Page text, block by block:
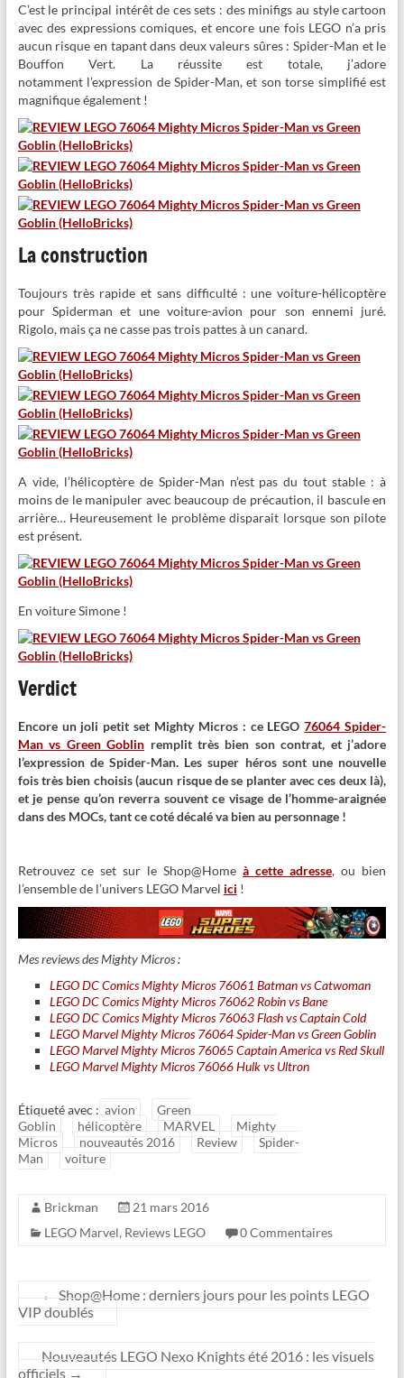
C’est le principal intérêt de ces sets : des minifigs au style cartoon
avec des expressions comiques, et encore une fois LEGO n’a pris
aucun risque en tapant dans deux valeurs sûres : Spider-Man et le
Bouffon Vert. La réussite est totale, j’adore
notamment l’expression de Spider-Man, et son torse simplifié est
magnifique également !
La construction
Toujours très rapide et sans difficulté : une voiture-hélicoptère
pour Spiderman et une voiture-avion pour son ennemi juré.
Rigolo, mais ça ne casse pas trois pattes à un canard.
A vide, l’hélicoptère de Spider-Man n’est pas du tout stable : à
moins de le manipuler avec beaucoup de précaution, il bascule en
arrière… Heureusement le problème disparait lorsque son pilote
est présent.
En voiture Simone !
Verdict
Encore un joli petit set Mighty Micros : ce LEGO76064 Spider-
Man vs Green Goblin remplit très bien son contrat, et j’adore
l’expression de Spider-Man. Les super héros sont une nouvelle
fois très bien choisis (aucun risque de se planter avec ces deux là),
et je pense qu’on reverra souvent ce visage de l’homme-araignée
dans des MOCs, tant ce coté décalé va bien au personnage !
Retrouvez ce set sur le Shop@Homeà cette adresse, ou bien
l’ensemble de l’univers LEGO Marvel ici !
Mes reviews des Mighty Micros :
LEGO DC Comics Mighty Micros 76061 Batman vs Catwoman
LEGO DC Comics Mighty Micros 76062 Robin vs Bane
LEGO DC Comics Mighty Micros 76063 Flash vs Captain Cold
LEGO Marvel Mighty Micros 76064 Spider-Man vs Green Goblin
LEGO Marvel Mighty Micros 76065 Captain America vs Red Skull
LEGO Marvel Mighty Micros 76066 Hulk vs Ultron
Étiqueté avec : avion
Green
Goblin
hélicoptère MARVEL
Mighty
Micros
nouveautés 2016 Review
Spider-
Man
voiture
Brickman
21 mars 2016
LEGO Marvel, Reviews LEGO 0 Commentaires
←
Shop@Home : derniers jours pour les points LEGO
VIP doublés
Nouveautés LEGO Nexo Knights été 2016 : les visuels
officiels →